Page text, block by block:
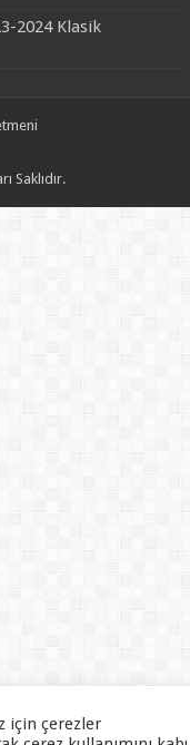
2024 Klasik
Saklıdır.
için çerezler